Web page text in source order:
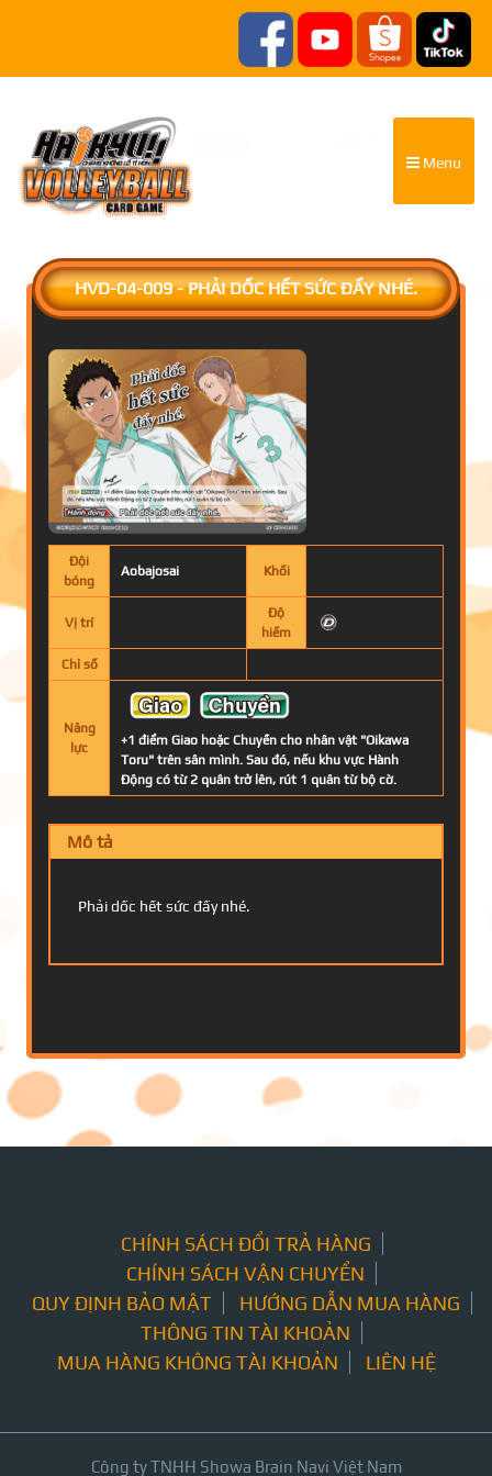
Menu
HVD-04-009 - PHẢI DỐC HẾT SỨC ĐẤY NHÉ.
Đội
bóng
Aobajosai Khối
Vị trí
Độ
hiếm
Chỉ số
Năng
lực
+1 điểm Giao hoặc Chuyền cho nhân vật "Oikawa
Toru" trên sân mình. Sau đó, nếu khu vực Hành
Động có từ 2 quân trở lên, rút 1 quân từ bộ cờ.
Mô tả
Phải dốc hết sức đấy nhé.
CHÍNH SÁCH ĐỔI TRẢ HÀNG
CHÍNH SÁCH VẬN CHUYỂN
QUY ĐỊNH BẢO MẬT
HƯỚNG DẪN MUA HÀNG
THÔNG TIN TÀI KHOẢN
MUA HÀNG KHÔNG TÀI KHOẢN
LIÊN HỆ
Công ty TNHH Showa Brain Navi Việt Nam